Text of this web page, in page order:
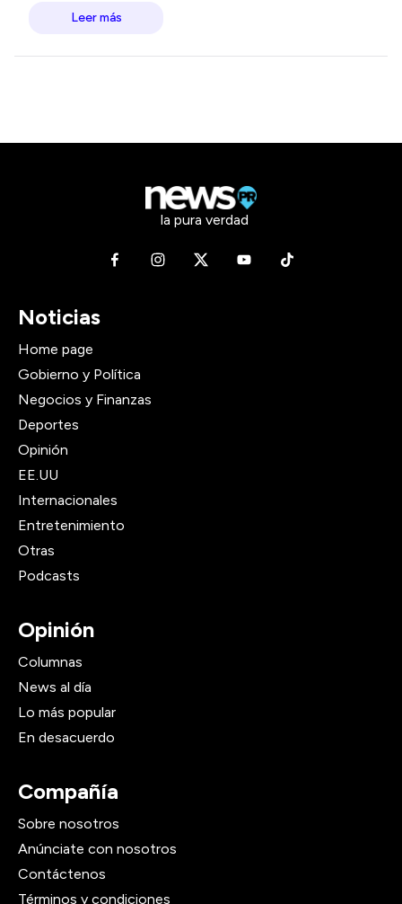
Leer más
la pura verdad
Noticias
Home page
Gobierno y Política
Negocios y Finanzas
Deportes
Opinión
EE.UU
Internacionales
Entretenimiento
Otras
Podcasts
Opinión
Columnas
News al día
Lo más popular
En desacuerdo
Compañía
Sobre nosotros
Anúnciate con nosotros
Contáctenos
Términos y condiciones